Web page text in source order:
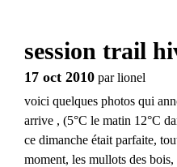
session trail
17 oct 2010 parlionel
voici quelques photos qui
arrive , (5°C le matin 12°C
ce dimanche était parfaite,
moment, les mullots des